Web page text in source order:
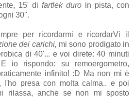
15' di fartlek duro in pista, con
30''.
per ricordarmi e ricordarVi il
dei carichi, mi sono prodigato in
di 40'... e voi direte: 40 minuti
io rispondo: su remoergometro,
infinito! :D Ma non mi è
l'ho presa con molta calma.. e poi
rilassa, anche se non mi sposto